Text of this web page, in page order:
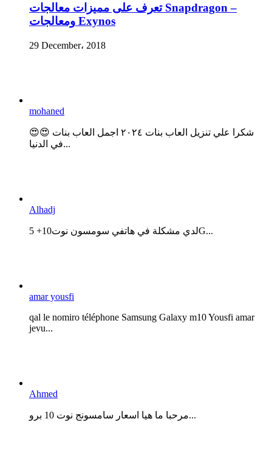
تعرف على مميزات معالجات Snapdragon –
ومعالجات Exynos
29 December، 2018
mohaned
😍😍 شكرا علي تنزيل العاب بنات ٢٠٢٤ اجمل العاب بنات
في الدنيا...
Alhadj
لدي مشكلة في هاتفي سومسون نوت10+ 5G...
amar yousfi
qal le nomiro téléphone Samsung Galaxy m10 Yousfi amar
jevu...
Ahmed
مرحبا ما هيا اسعار سامسونج نوت 10 برو...